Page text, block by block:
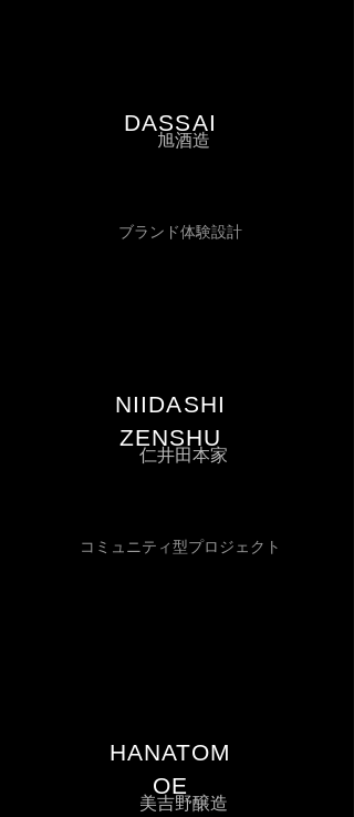
DASSAI
​旭酒造
ブランド体験設計
NIIDASHI
ZENSHU
​仁井田本家
コミュニティ型プロジェクト
HANATOM
OE
美吉野醸造